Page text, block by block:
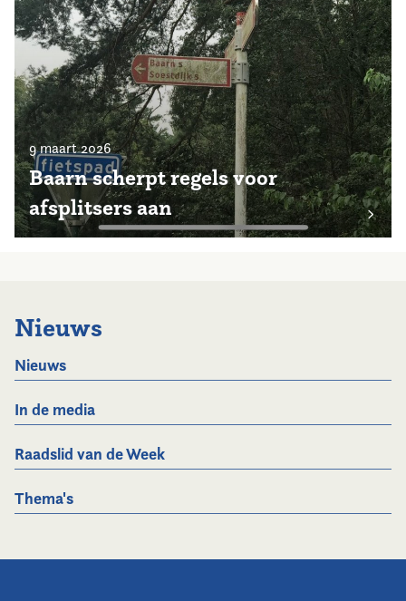
9 maart 2026
Baarn scherpt regels voor
afsplitsers aan
Nieuws
Nieuws
In de media
Raadslid van de Week
Thema's